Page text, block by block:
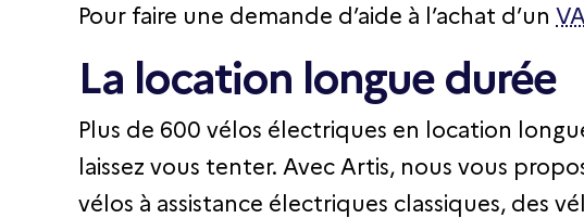
Pour faire une demande d’aide à l’achat d’un
La location longue durée
Plus de 600 vélos électriques en location
laissez vous tenter. Avec Artis, nous vous
vélos à assistance électriques classiques, des